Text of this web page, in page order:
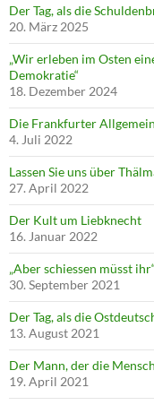
Der Tag, als die
20. März 2025
„Wir erleben im Osten
Demokratie“
18. Dezember 2024
Die Frankfurter
4. Juli 2022
Lassen Sie uns über
27. April 2022
Der Kult um Liebknecht
16. Januar 2022
„Aber schiessen müsst ihr“
30. September 2021
Der Tag, als die
13. August 2021
Der Mann, der die
19. April 2021